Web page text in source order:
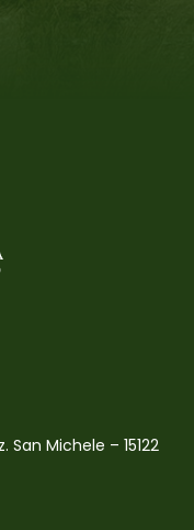
Michele – 15122